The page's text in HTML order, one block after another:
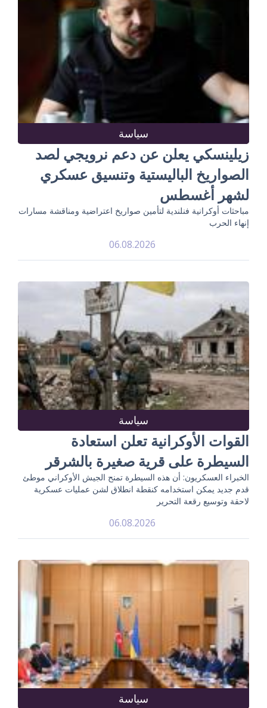
سياسة
زيلينسكي يعلن عن دعم نرويجي لصد
الصواريخ الباليستية وتنسيق عسكري
لشهر أغسطس
مباحثات أوكرانية فنلندية لتأمين صواريخ اعتراضية ومناقشة مسارات
إنهاء الحرب
06.08.2026
سياسة
القوات الأوكرانية تعلن استعادة
السيطرة على قرية صغيرة بالشرقر
الخبراء العسكريون: أن هذه السيطرة تمنح الجيش الأوكراني موطئ
قدم جديد يمكن استخدامه كنقطة انطلاق لشن عمليات عسكرية
لاحقة وتوسيع رقعة التحرير
06.08.2026
سياسة